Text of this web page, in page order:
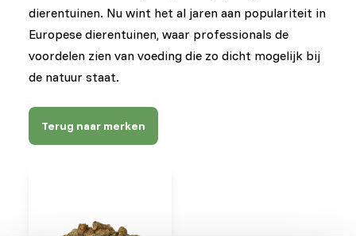
dierentuinen. Nu wint het al jaren aan populariteit in
Europese dierentuinen, waar professionals de
voordelen zien van voeding die zo dicht mogelijk bij
de natuur staat.
Terug naar merken